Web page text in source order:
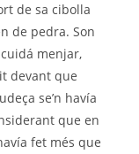
de sa cibolla
de pedra. Son
menjar,
devant que
se’n havía
que en
fet més que